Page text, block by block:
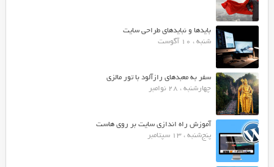
بایدها و نبایدهای طراحی سایت
شنبه ، 10 آگوست
سفر به معبدهای رازآلود با تور مالزی
چهارشنبه ، 28 نوامبر
آموزش راه اندازی سایت بر روی هاست
پنج‌شنبه ، 13 سپتامبر